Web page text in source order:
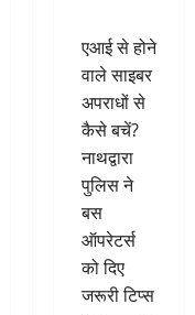
एआई से होने
वाले साइबर
अपराधों से
कैसे बचें?
नाथद्वारा
पुलिस ने
बस
ऑपरेटर्स
को दिए
जरूरी टिप्स